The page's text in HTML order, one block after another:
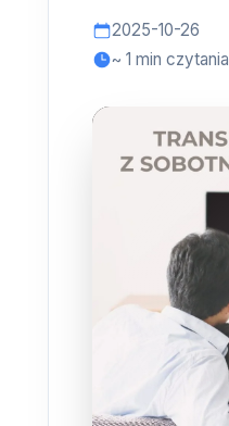
2025-10-26
~ 1 min czytania